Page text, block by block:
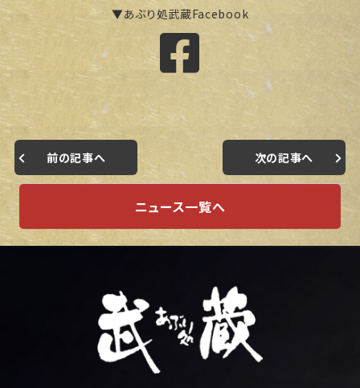
▼あぶり処武蔵Facebook
前の記事へ 次の記事へ
ニュース一覧へ